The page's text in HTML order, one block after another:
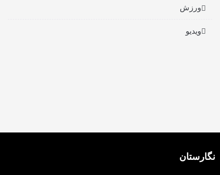
ورزش
ویدیو
نگارستان